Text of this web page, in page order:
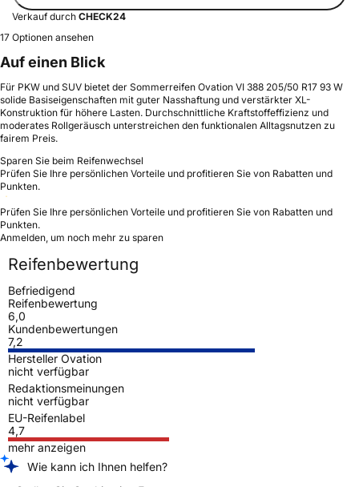
Verkauf durch CHECK24
17 Optionen ansehen
Auf einen Blick
Für PKW und SUV bietet der Sommerreifen Ovation VI 388 205/50 R17 93 W
solide Basiseigenschaften mit guter Nasshaftung und verstärkter XL-
Konstruktion für höhere Lasten. Durchschnittliche Kraftstoffeffizienz und
moderates Rollgeräusch unterstreichen den funktionalen Alltagsnutzen zu
fairem Preis.
Sparen Sie beim Reifenwechsel
Prüfen Sie Ihre persönlichen Vorteile und profitieren Sie von Rabatten und
Punkten.
Prüfen Sie Ihre persönlichen Vorteile und profitieren Sie von Rabatten und
Punkten.
Anmelden, um noch mehr zu sparen
Reifenbewertung
Befriedigend
Reifenbewertung
6,0
Kundenbewertungen
7,2
Hersteller Ovation
nicht verfügbar
Redaktionsmeinungen
nicht verfügbar
EU-Reifenlabel
4,7
mehr anzeigen
Wie kann ich Ihnen helfen?